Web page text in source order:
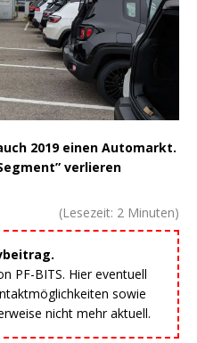
2019 einen Automarkt.
verlieren
(Lesezeit: 2 Minuten)
PF-BITS. Hier eventuell
sowie
nicht mehr aktuell.